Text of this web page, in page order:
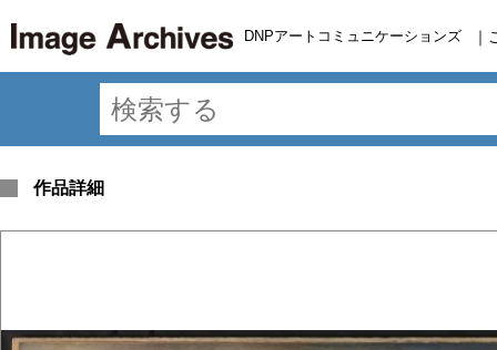
DNPアートコミュニケーションズ ｜
作品詳細